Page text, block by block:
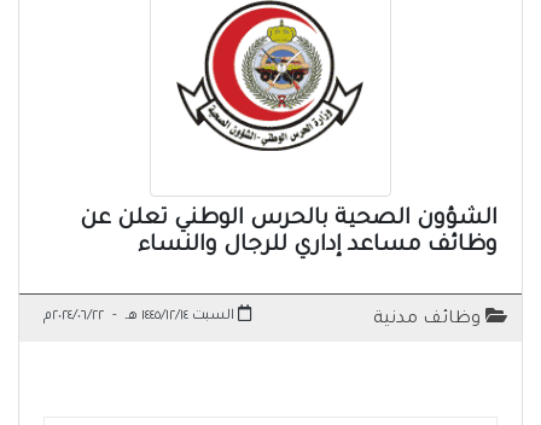
الشؤون الصحية بالحرس الوطني تعلن عن
وظائف مساعد إداري للرجال والنساء
وظائف مدنية السبت ١٤٤٥/١٢/١٤ هـ - ٢٠٢٤/٠٦/٢٢م